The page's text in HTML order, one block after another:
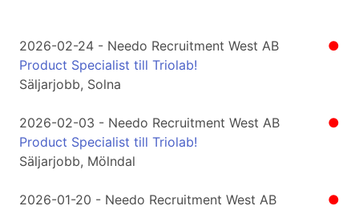
●
2026-02-24 - Needo Recruitment West AB
Product Specialist till Triolab!
Säljarjobb, Solna
●
2026-02-03 - Needo Recruitment West AB
Product Specialist till Triolab!
Säljarjobb, Mölndal
●
2026-01-20 - Needo Recruitment West AB